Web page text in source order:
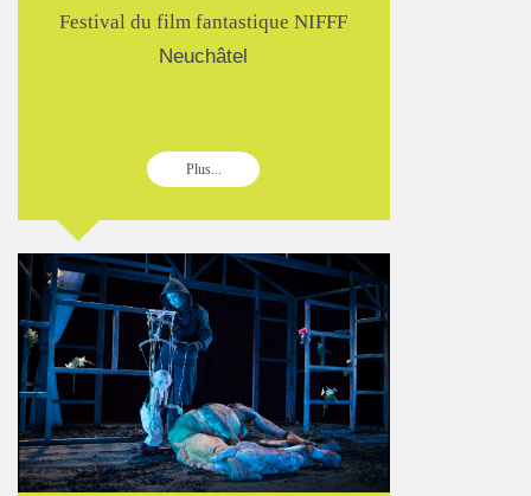
Festival du film fantastique NIFFF
Neuchâtel
Plus...